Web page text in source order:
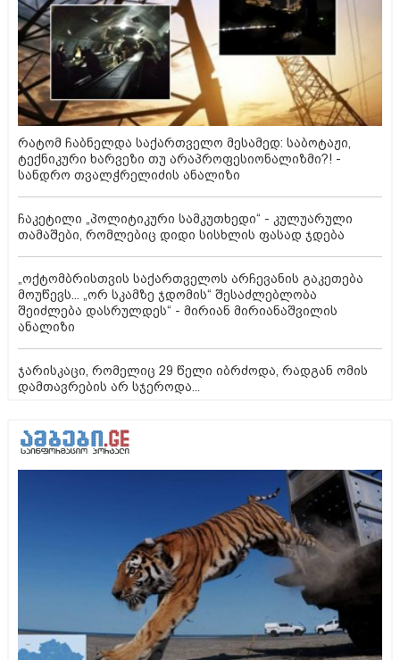
რატომ ჩაბნელდა საქართველო მესამედ: საბოტაჟი,
ტექნიკური ხარვეზი თუ არაპროფესიონალიზმი?! -
სანდრო თვალჭრელიძის ანალიზი
ჩაკეტილი „პოლიტიკური სამკუთხედი“ - კულუარული
თამაშები, რომლებიც დიდი სისხლის ფასად ჯდება
„ოქტომბრისთვის საქართველოს არჩევანის გაკეთება
მოუწევს... „ორ სკამზე ჯდომის“ შესაძლებლობა
შეიძლება დასრულდეს“ - მირიან მირიანაშვილის
ანალიზი
ჯარისკაცი, რომელიც 29 წელი იბრძოდა, რადგან ომის
დამთავრების არ სჯეროდა...